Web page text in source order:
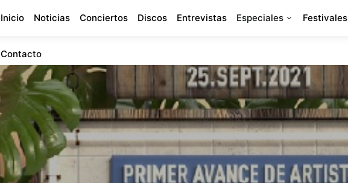
Inicio Noticias Conciertos Discos Entrevistas Especiales Festivales
Contacto